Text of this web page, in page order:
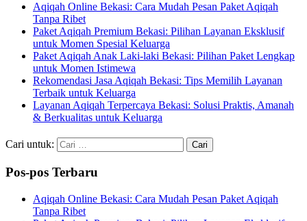
Aqiqah Online Bekasi: Cara Mudah Pesan Paket Aqiqah
Tanpa Ribet
Paket Aqiqah Premium Bekasi: Pilihan Layanan Eksklusif
untuk Momen Spesial Keluarga
Paket Aqiqah Anak Laki-laki Bekasi: Pilihan Paket Lengkap
untuk Momen Istimewa
Rekomendasi Jasa Aqiqah Bekasi: Tips Memilih Layanan
Terbaik untuk Keluarga
Layanan Aqiqah Terpercaya Bekasi: Solusi Praktis, Amanah
& Berkualitas untuk Keluarga
Cari untuk:
Pos-pos Terbaru
Aqiqah Online Bekasi: Cara Mudah Pesan Paket Aqiqah
Tanpa Ribet